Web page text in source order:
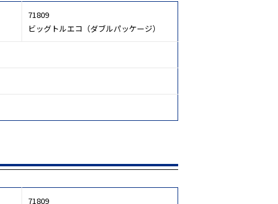
71809
ビッグトルエコ（ダブルパッケージ）
71809